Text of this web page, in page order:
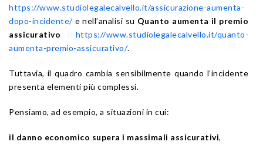
https://www.studiolegalecalvello.it/assicurazione-aumenta-
dopo-incidente/e nell’analisi su Quanto aumenta il premio
assicurativo
https://www.studiolegalecalvello.it/quanto-
aumenta-premio-assicurativo/.
Tuttavia, il quadro cambia sensibilmente quando l’incidente
presenta elementi più complessi.
Pensiamo, ad esempio, a situazioni in cui:
il danno economico supera i massimali assicurativi,